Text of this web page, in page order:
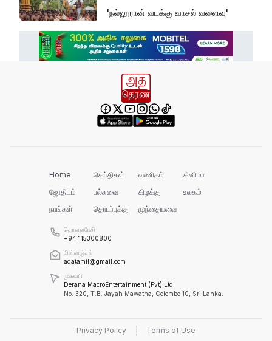
'நல்லூரான் வடக்கு வாசல் வளைவு'
எல் நினோவை எதிர்கொள்ளத் தயாராக
வனஜீவராசிகள் அதிகாரிகளால் மீட்பு!
வேண்டும்!
ரவிகரன் கோரிக்கை!
போக்குவரத்து!
Home செய்திகள் வணிகம்
சினிமா
ஜோதிடம்
பல்சுவை கிழக்கு
உலகம்
நாங்கள்
தொடர்புக்கு முந்தையவை
தொலைபேசி
+94 115300800
மின்னஞ்சல்
adatamil@gmail.com
முகவரி
Derana MacroEntertainment (Pvt) Ltd
No. 320, T.B. Jayah Mawatha, Colombo 10, Sri Lanka.
Privacy Policy
Terms of Use